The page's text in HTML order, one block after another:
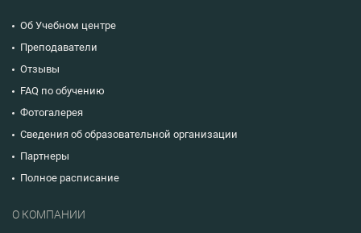
Об Учебном центре
Преподаватели
Отзывы
FAQ по обучению
Фотогалерея
Сведения об образовательной организации
Партнеры
Полное расписание
О КОМПАНИИ